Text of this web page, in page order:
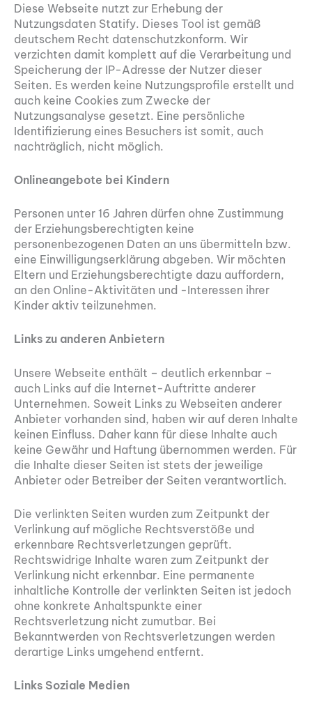
Diese Webseite nutzt zur Erhebung der
Nutzungsdaten Statify. Dieses Tool ist gemäß
deutschem Recht datenschutzkonform. Wir
verzichten damit komplett auf die Verarbeitung und
Speicherung der IP-Adresse der Nutzer dieser
Seiten. Es werden keine Nutzungsprofile erstellt und
auch keine Cookies zum Zwecke der
Nutzungsanalyse gesetzt. Eine persönliche
Identifizierung eines Besuchers ist somit, auch
nachträglich, nicht möglich.
Onlineangebote bei Kindern
Personen unter 16 Jahren dürfen ohne Zustimmung
der Erziehungsberechtigten keine
personenbezogenen Daten an uns übermitteln bzw.
eine Einwilligungserklärung abgeben. Wir möchten
Eltern und Erziehungsberechtigte dazu auffordern,
an den Online-Aktivitäten und -Interessen ihrer
Kinder aktiv teilzunehmen.
Links zu anderen Anbietern
Unsere Webseite enthält – deutlich erkennbar –
auch Links auf die Internet-Auftritte anderer
Unternehmen. Soweit Links zu Webseiten anderer
Anbieter vorhanden sind, haben wir auf deren Inhalte
keinen Einfluss. Daher kann für diese Inhalte auch
keine Gewähr und Haftung übernommen werden. Für
die Inhalte dieser Seiten ist stets der jeweilige
Anbieter oder Betreiber der Seiten verantwortlich.
Die verlinkten Seiten wurden zum Zeitpunkt der
Verlinkung auf mögliche Rechtsverstöße und
erkennbare Rechtsverletzungen geprüft.
Rechtswidrige Inhalte waren zum Zeitpunkt der
Verlinkung nicht erkennbar. Eine permanente
inhaltliche Kontrolle der verlinkten Seiten ist jedoch
ohne konkrete Anhaltspunkte einer
Rechtsverletzung nicht zumutbar. Bei
Bekanntwerden von Rechtsverletzungen werden
derartige Links umgehend entfernt.
Links Soziale Medien